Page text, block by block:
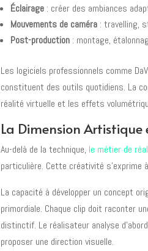
Éclairage : créer des ambiances
Mouvements de caméra : travelling,
Post-production : montage,
Les logiciels professionnels comme
constituent des outils quotidiens. La
réalité virtuelle et les effets
La Dimension Artistique
Au-delà de la technique, le métier de
particulière. Cette créativité s'exprime
La capacité à développer un concept
primordiale. Chaque clip doit raconter
distinctif. Le réalisateur analyse
proposer une direction visuelle.